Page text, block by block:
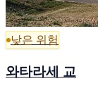
낮은 위험
와타라세 교